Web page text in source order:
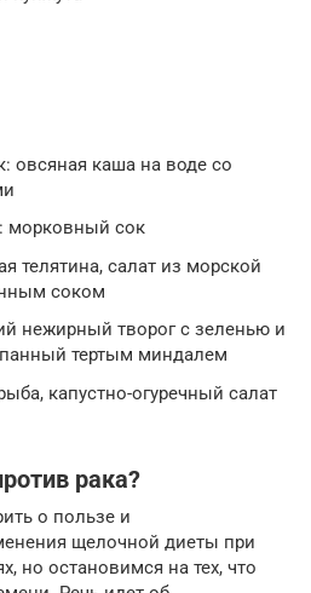
овсяная каша на воде со
морковный сок
телятина, салат из морской
соком
нежирный творог с зеленью и
тертым миндалем
капустно-огуречный салат
рака?
о пользе и
щелочной диеты при
но остановимся на тех, что